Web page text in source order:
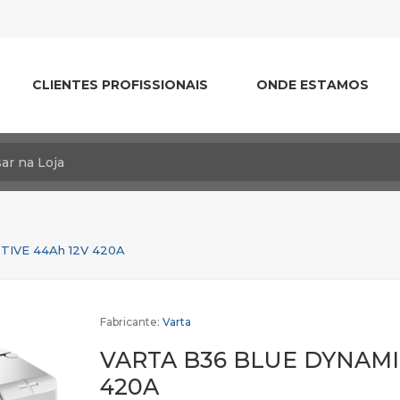
CLIENTES PROFISSIONAIS ONDE ESTAMOS
44Ah 12V 420A
Fabricante: Varta
VARTA B36 BLUE
420A